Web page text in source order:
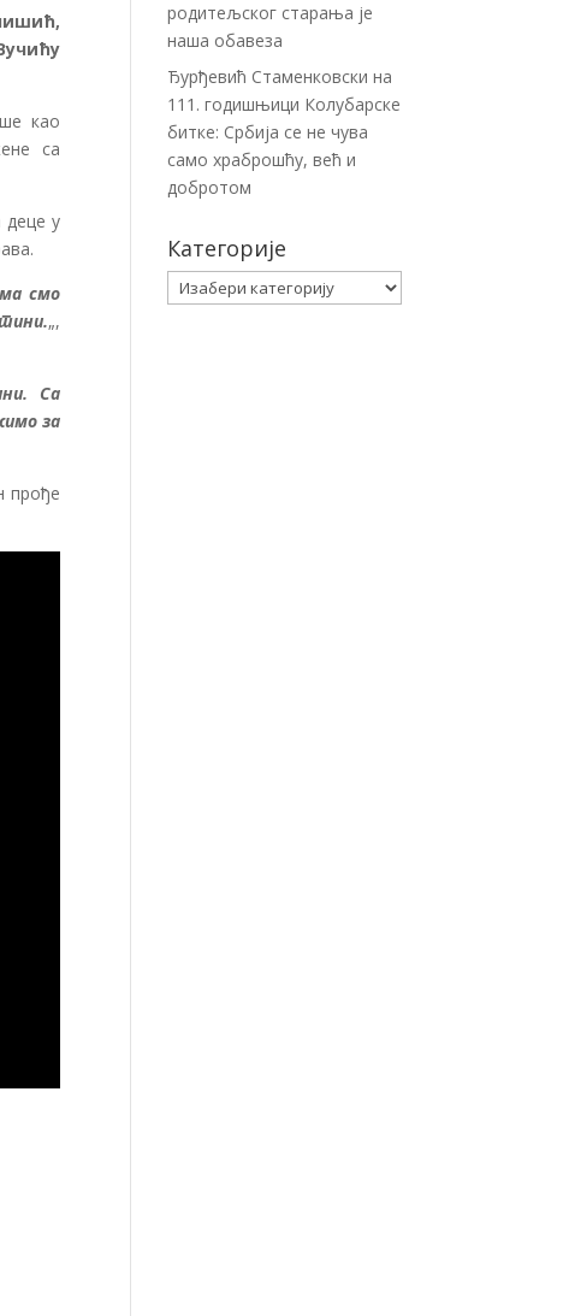
као
са
деце у
смо
„,
Са
за
прође
родитељског старања је
наша обавеза
Ђурђевић Стаменковски на
111. годишњици Колубарске
битке: Србија се не чува
само храброшћу, већ и
добротом
Категорије
Категорије